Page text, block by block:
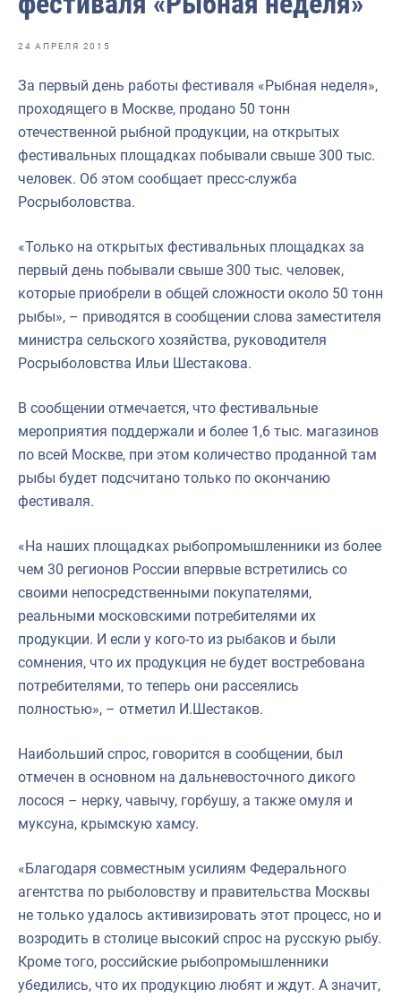
Отраслевые СМИ
Выставки и конференции
Научно-практическая литература
Рыбоохрана России
Инфографика
Укрепление духовно-нравственных ценностей
24 АПРЕЛЯ 2015
За первый день работы фестиваля «Рыбная неделя»,
проходящего в Москве, продано 50 тонн
отечественной рыбной продукции, на открытых
фестивальных площадках побывали свыше 300 тыс.
человек. Об этом сообщает пресс-служба
Росрыболовства.
«Только на открытых фестивальных площадках за
первый день побывали свыше 300 тыс. человек,
которые приобрели в общей сложности около 50 тонн
рыбы», – приводятся в сообщении слова заместителя
министра сельского хозяйства, руководителя
Росрыболовства Ильи Шестакова.
В сообщении отмечается, что фестивальные
мероприятия поддержали и более 1,6 тыс. магазинов
по всей Москве, при этом количество проданной там
рыбы будет подсчитано только по окончанию
фестиваля.
«На наших площадках рыбопромышленники из более
чем 30 регионов России впервые встретились со
своими непосредственными покупателями,
реальными московскими потребителями их
продукции. И если у кого-то из рыбаков и были
сомнения, что их продукция не будет востребована
потребителями, то теперь они рассеялись
полностью», – отметил И.Шестаков.
Наибольший спрос, говорится в сообщении, был
отмечен в основном на дальневосточного дикого
лосося – нерку, чавычу, горбушу, а также омуля и
муксуна, крымскую хамсу.
«Благодаря совместным усилиям Федерального
агентства по рыболовству и правительства Москвы
не только удалось активизировать этот процесс, но и
возродить в столице высокий спрос на русскую рыбу.
Кроме того, российские рыбопромышленники
убедились, что их продукцию любят и ждут. А значит,